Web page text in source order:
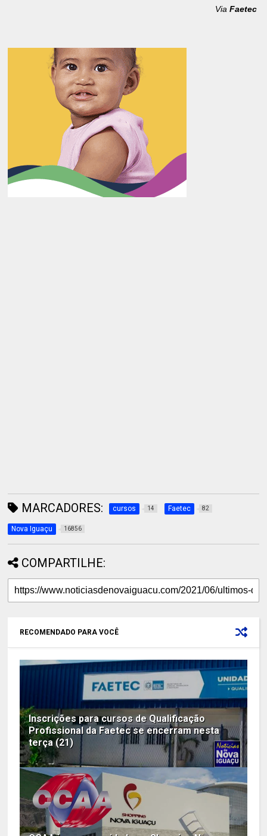
Via Faetec
MARCADORES: cursos 14 Faetec 82
Nova Iguaçu 16856
COMPARTILHE:
RECOMENDADO PARA VOCÊ
Inscrições para cursos de Qualificação
Profissional da Faetec se encerram nesta
terça (21)